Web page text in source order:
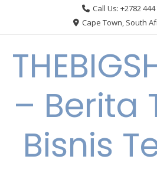
Call Us: +2782 444
Cape Town, South
– Berita
Bisnis